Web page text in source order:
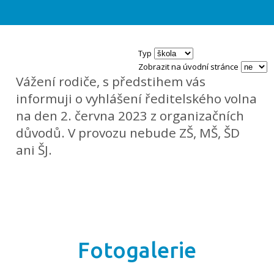
Typ
Zobrazit na úvodní stránce
Vážení rodiče, s předstihem vás
informuji o vyhlášení ředitelského volna
na den 2. června 2023 z organizačních
důvodů. V provozu nebude ZŠ, MŠ, ŠD
ani ŠJ.
Fotogalerie